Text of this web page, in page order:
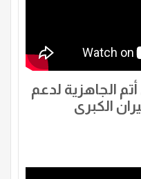
على أتم الجاهزية لدعم
الكبرى